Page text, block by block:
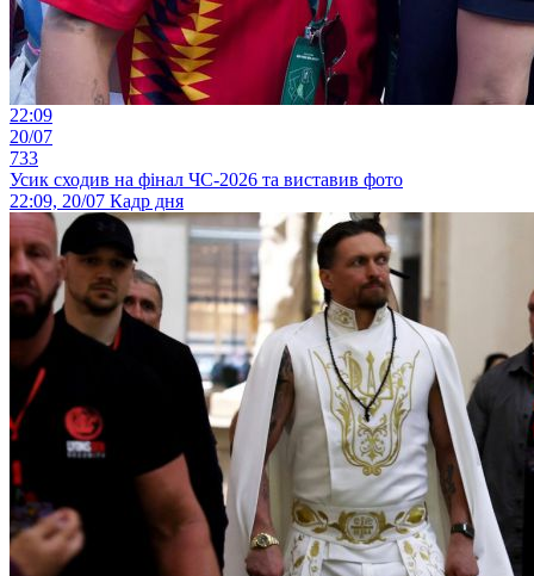
22:09
20/07
733
Усик сходив на фінал ЧС-2026 та виставив фото
22:09, 20/07 Кадр дня